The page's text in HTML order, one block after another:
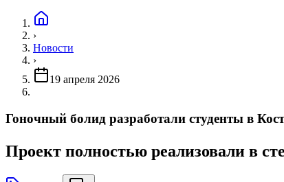
›
Новости
›
19 апреля 2026
Гоночный болид разработали студенты в
Проект полностью реализовали в